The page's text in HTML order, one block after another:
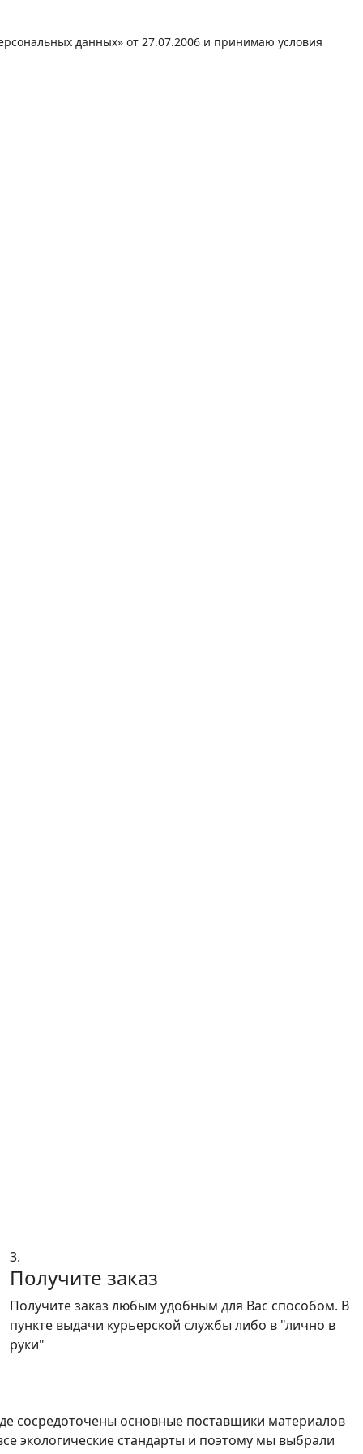
данных» от 27.07.2006 и принимаю условия
3.
Получите заказ
Получите заказ любым удобным для Вас способом. В
пункте выдачи курьерской службы либо в "лично в
руки"
сосредоточены основные поставщики материалов
экологические стандарты и поэтому мы выбрали